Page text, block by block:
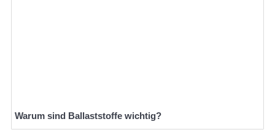
Warum sind Ballaststoffe wichtig?